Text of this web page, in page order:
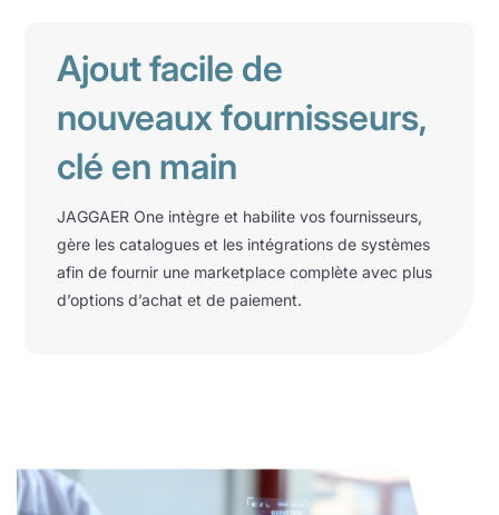
Ajout facile de
nouveaux fournisseurs,
clé en main
JAGGAER One intègre et habilite vos fournisseurs,
gère les catalogues et les intégrations de systèmes
afin de fournir une marketplace complète avec plus
d’options d’achat et de paiement.